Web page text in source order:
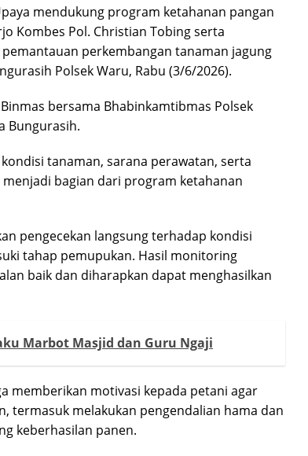
mendukung program ketahanan pangan
Kombes Pol. Christian Tobing serta
perkembangan tanaman jagung
Polsek Waru, Rabu (3/6/2026).
bersama Bhabinkamtibmas Polsek
Bungurasih.
tanaman, sarana perawatan, serta
bagian dari program ketahanan
pengecekan langsung terhadap kondisi
tahap pemupukan. Hasil monitoring
baik dan diharapkan dapat menghasilkan
Marbot Masjid dan Guru Ngaji
memberikan motivasi kepada petani agar
termasuk melakukan pengendalian hama dan
keberhasilan panen.